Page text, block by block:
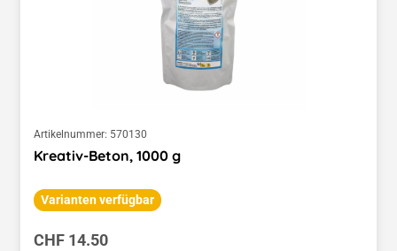
Artikelnummer: 570130
Kreativ-Beton, 1000 g
Varianten verfügbar
Regulärer Preis:
CHF 14.50